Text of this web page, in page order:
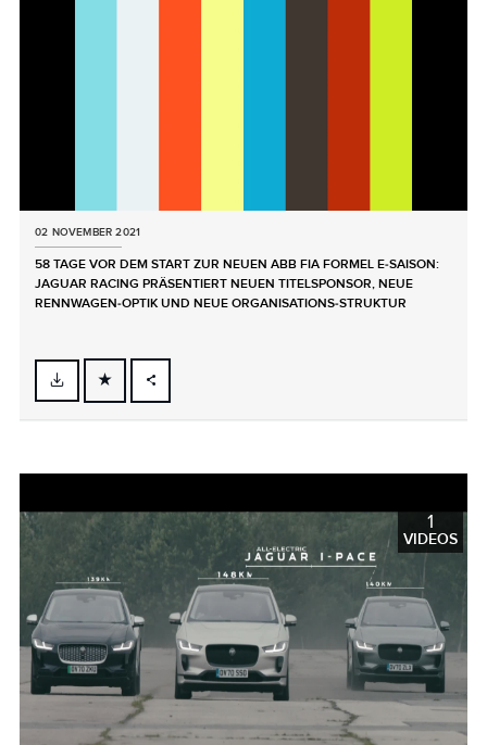
02 NOVEMBER 2021
58 TAGE VOR DEM START ZUR NEUEN ABB FIA FORMEL E‑SAISON:
JAGUAR RACING PRÄSENTIERT NEUEN TITELSPONSOR, NEUE
RENNWAGEN‑OPTIK UND NEUE ORGANISATIONS‑STRUKTUR
FACEBOOK
LINKEDIN
SHARE 1
VIDEOS